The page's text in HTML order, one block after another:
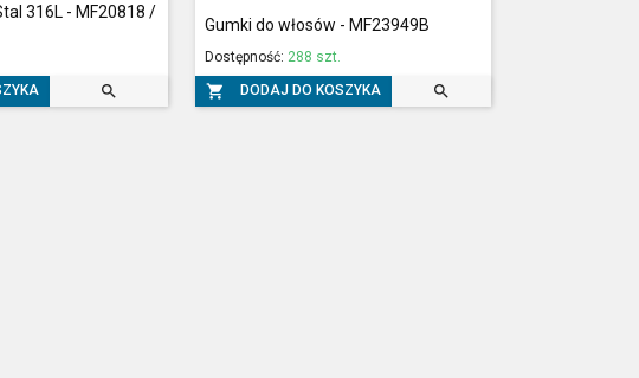
316L - MF20818 /

Gumki do włosów - MF23949B
Dostępność: 288 szt.
 DODAJ DO KOSZYKA 